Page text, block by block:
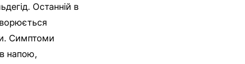
Останній в
Симптоми
напою,